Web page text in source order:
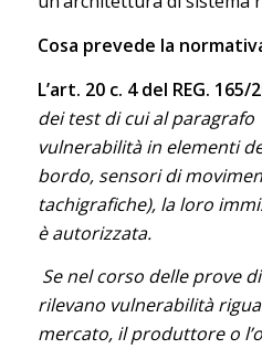
Cosa prevede la
L’art. 20 c. 4 del REG. 165/
dei test di cui al paragrafo
vulnerabilità in elementi
bordo, sensori di
tachigrafiche), la loro
è autorizzata.
Se nel corso delle prove
rilevano vulnerabilità
mercato, il produttore o